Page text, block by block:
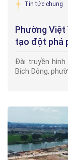
Tin tức chung
Phường Việt
tạo đột phá
Đài truyền
Bích Động,